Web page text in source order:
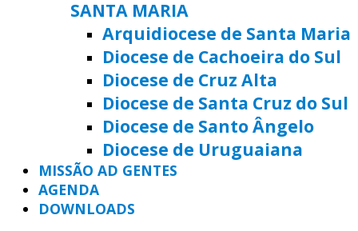
SANTA MARIA
Arquidiocese de Santa Maria
Diocese de Cachoeira do Sul
Diocese de Cruz Alta
Diocese de Santa Cruz do Sul
Diocese de Santo Ângelo
Diocese de Uruguaiana
MISSÃO AD GENTES
AGENDA
DOWNLOADS